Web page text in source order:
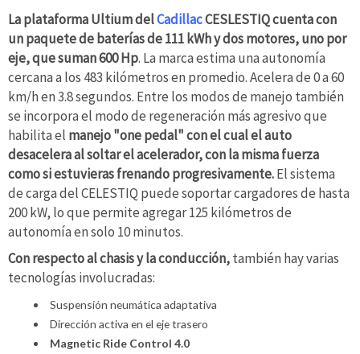
La plataforma Ultium delCadillacCESLESTIQ cuenta con
un paquete de baterías de 111 kWh y dos motores, uno por
eje, que suman 600 Hp. La marca estima una autonomía
cercana a los 483 kilómetros en promedio. Acelera de 0 a 60
km/h en 3.8 segundos. Entre los modos de manejo también
se incorpora el modo de regeneración más agresivo que
habilita el manejo "one pedal" con el cual el auto
desacelera al soltar el acelerador, con la misma fuerza
como si estuvieras frenando progresivamente.El sistema
de carga del CELESTIQ puede soportar cargadores de hasta
200 kW, lo que permite agregar 125 kilómetros de
autonomía en solo 10 minutos.
Con respecto al chasis y la conducción,también hay varias
tecnologías involucradas:
Suspensión neumática adaptativa
Dirección activa en el eje trasero
Magnetic Ride Control 4.0